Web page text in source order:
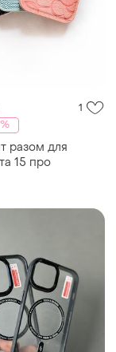
1
разом для
15 про